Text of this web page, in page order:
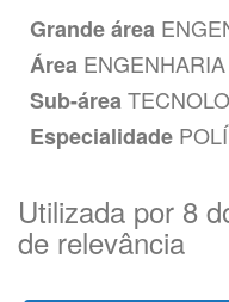
Grande área
Área
Sub-área
Especialidade
Utilizada por 8
de relevância